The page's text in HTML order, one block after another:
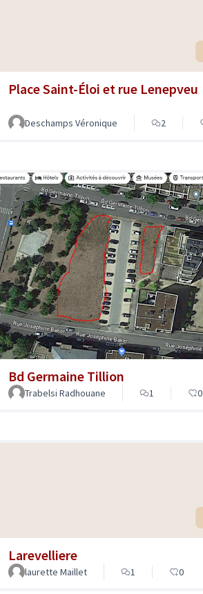
Place Saint-Éloi et rue Lenepveu
Deschamps Véronique 2
Bd Germaine Tillion
Trabelsi Radhouane 1 0
Larevelliere
laurette Maillet 1 0